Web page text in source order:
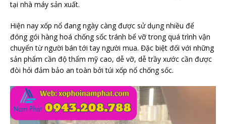
tại nhà máy sản xuất.
Hiện nay xốp nổ đang ngày càng được sử dụng nhiều để
đóng gói hàng hoá chống sốc tránh bể vỡ trong quá trình vận
chuyển từ người bán tới tay người mua. Đặc biệt đối với những
sản phẩm cần độ thẩm mỹ cao, dễ vỡ, dễ trầy xước cần được
đòi hỏi đảm bảo an toàn bởi túi xốp nổ chống sốc.